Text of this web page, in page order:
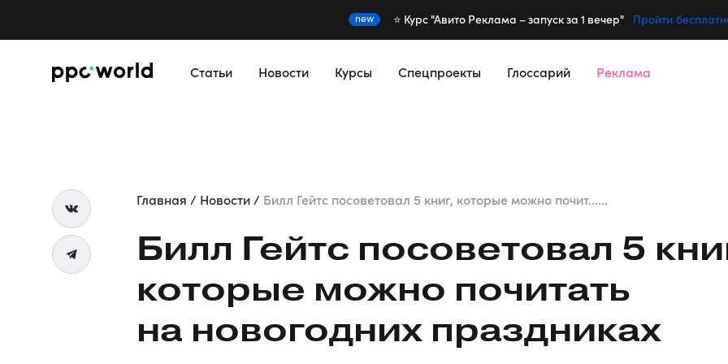
new ⭐️ Курс "Авито Реклама – запуск за 1 вечер" Пройти
Статьи Новости Курсы Спецпроекты Глоссарий Реклама
Главная Новости Билл Гейтс посоветовал 5 книг, которые можно почит......
Билл Гейтс посоветовал 5
которые можно почитать
на новогодних праздниках